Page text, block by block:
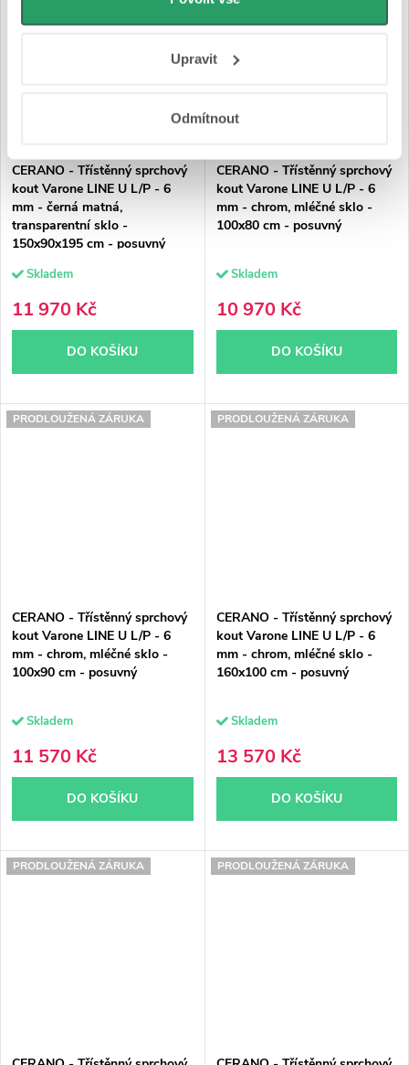
osobní údaje najdete na stránkách
Upravit
Odmítnout
CERANO - Třístěnný sprchový
kout Varone LINE U L/P - 6
mm - černá matná,
transparentní sklo -
150x90x195 cm - posuvný
Skladem
11 970 Kč
DO KOŠÍKU
CERANO - Třístěnný sprchový
kout Varone LINE U L/P - 6
mm - chrom, mléčné sklo -
100x80 cm - posuvný
Skladem
10 970 Kč
DO KOŠÍKU
PRODLOUŽENÁ ZÁRUKA
CERANO - Třístěnný sprchový
kout Varone LINE U L/P - 6
mm - chrom, mléčné sklo -
100x90 cm - posuvný
Skladem
11 570 Kč
DO KOŠÍKU
PRODLOUŽENÁ ZÁRUKA
CERANO - Třístěnný sprchový
kout Varone LINE U L/P - 6
mm - chrom, mléčné sklo -
160x100 cm - posuvný
Skladem
13 570 Kč
DO KOŠÍKU
PRODLOUŽENÁ ZÁRUKA PRODLOUŽENÁ ZÁRUKA